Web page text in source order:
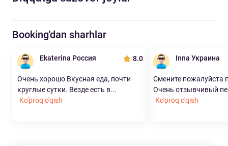
Booking'dan sharhlar
Ekaterina Россия 8.0
Очень хорошо Вкусная еда, почти
круглые сутки. Везде есть в...
Ko'proq o'qish
Inna Украина
Смените пожалуйста
Очень отзывчивый
Ko'proq o'qish